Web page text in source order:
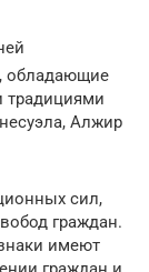
обладающие
традициями
Алжир
сил,
граждан.
имеют